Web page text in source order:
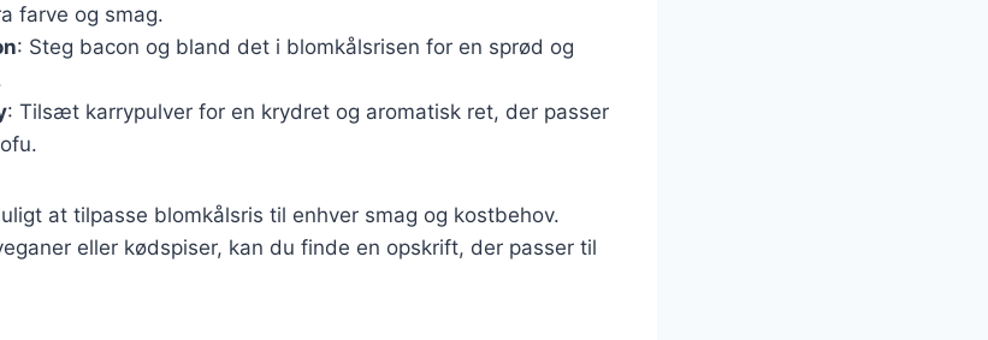
farve og smag.
: Steg bacon og bland det i blomkålsrisen for en sprød og
: Tilsæt karrypulver for en krydret og aromatisk ret, der passer
at tilpasse blomkålsris til enhver smag og kostbehov.
eller kødspiser, kan du finde en opskrift, der passer til